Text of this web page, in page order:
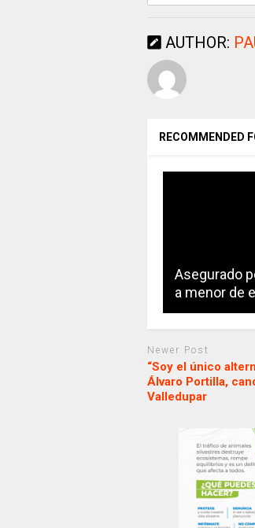
AUTHOR:
RECOMMENDED
Asegurado
a menor de
Newer Post
“Soy el único
Álvaro Portilla,
Valledupar